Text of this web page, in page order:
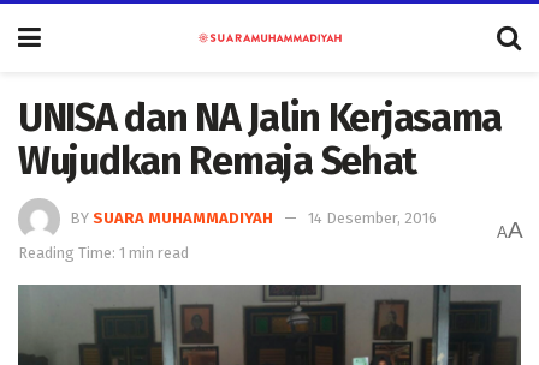
UNISA dan NA Jalin Kerjasama
Wujudkan Remaja Sehat
BY SUARA MUHAMMADIYAH
14 Desember, 2016
Reading Time: 1 min read
AA